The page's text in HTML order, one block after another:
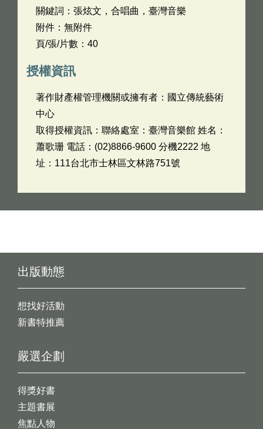
關鍵詞：張炫文，合唱曲，臺灣音樂
附件：無附件
頁/張/片數：40
授權資訊
著作財產權管理機關或擁有者：國立傳統藝術
中心
取得授權資訊：聯絡處室：臺灣音樂館 姓名：
蕭歌珊 電話：(02)8866-9600 分機2222 地
址：111台北市士林區文林路751號
出版動態
想找好活動
新書特推薦
嚴選企劃
得獎好書
主題書展
焦點人物